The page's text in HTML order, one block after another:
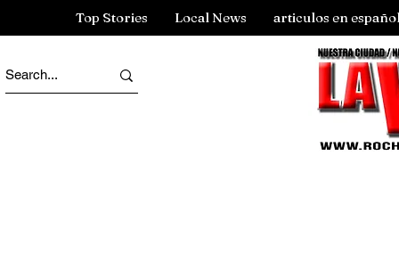
Top Stories Local News articulos en